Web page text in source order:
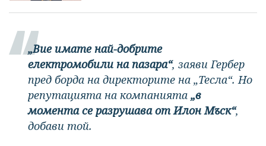
„Вие имате най-добрите
електромобили на пазара“, заяви Гербер
пред борда на директорите на „Тесла“. Но
репутацията на компанията „в
момента се разрушава от Илон Мъск“,
добави той.